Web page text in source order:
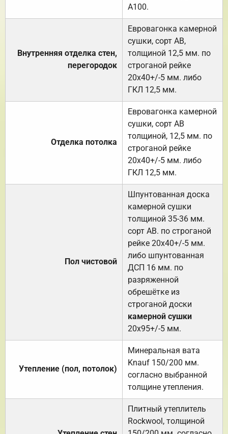
А100.
Внутренняя отделка стен,
перегородок
Евровагонка камерной
сушки, сорт АВ,
толщиной 12,5 мм. по
строганой рейке
20х40+/-5 мм. либо
ГКЛ 12,5 мм.
Отделка потолка
Евровагонка камерной
сушки, сорт АВ
толщиной, 12,5 мм. по
строганой рейке
20х40+/-5 мм. либо
ГКЛ 12,5 мм.
Пол чистовой
Шпунтованная доска
камерной сушки
толщиной 35-36 мм.
сорт АВ. по строганой
рейке 20х40+/-5 мм.
либо шпунтованная
ДСП 16 мм. по
разряженной
обрешётке из
строганой доски
камерной сушки
20х95+/-5 мм.
Утепление (пол, потолок)
Минеральная вата
Knauf 150/200 мм.
согласно выбранной
толщине утепления.
Плитный утеплитель
Rockwool, толщиной